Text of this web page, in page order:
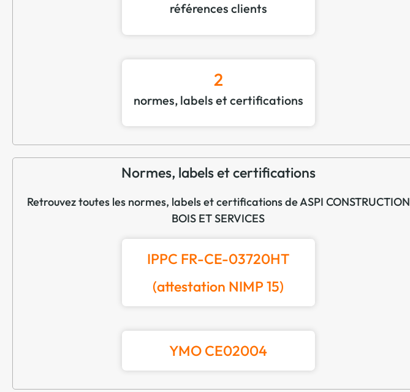
références clients
2
normes, labels et certifications
Normes, labels et certifications
Retrouvez toutes les normes, labels et certifications de ASPI CONSTRUCTION
BOIS ET SERVICES
IPPC FR-CE-03720HT
(attestation NIMP 15)
YMO CE02004